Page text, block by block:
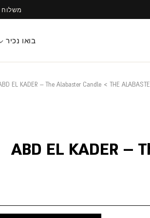
משלוח
בואו נכיר
THE
>
EL KADER – The Alabaster Candle
ABD EL KADER –